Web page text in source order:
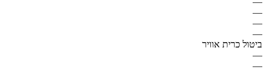
—
—
—
ביטול כרית אוויר
—
—